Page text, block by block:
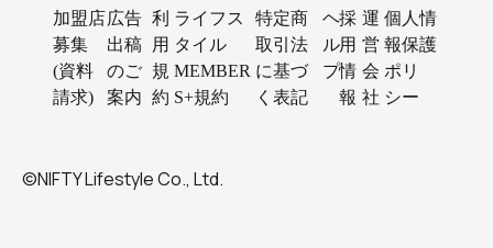
加盟店
募集
(資料
請求)
広告
出稿
のご
案内
利
用
規
約
ライフス
タイル
MEMBER
S+規約
特定商
取引法
に基づ
く表記
ヘ
ル
プ
採
用
情
報
運
営
会
社
個人情
報保護
ポリ
シー
©NIFTY Lifestyle Co., Ltd.